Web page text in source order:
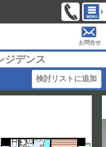
お問合せ
ジデンス
検討リストに追加